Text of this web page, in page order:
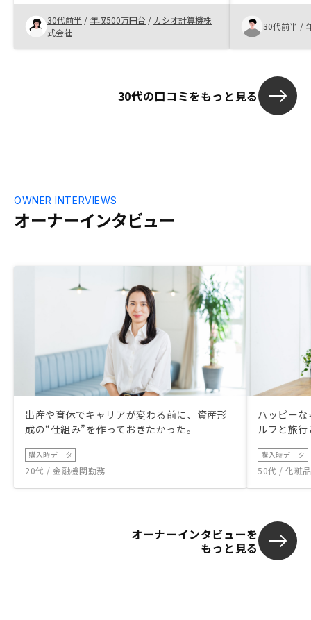
30代前半 / 年収500万円台 / カシオ計算機株
式会社
た。契約時の
してくれた。
来る方だった
30代前半 /
30代の口コミをもっと見る
オーナーインタビュー
OWNER INTERVIEWS
出産や育休でキャリアが変わる前に、資産形
成の“仕組み”を作っておきたかった。
購入時データ
20代 / 金融機関勤務
ハッピー
ルフと旅
購入時データ
50代 / 化粧
オーナーインタビューを
もっと見る